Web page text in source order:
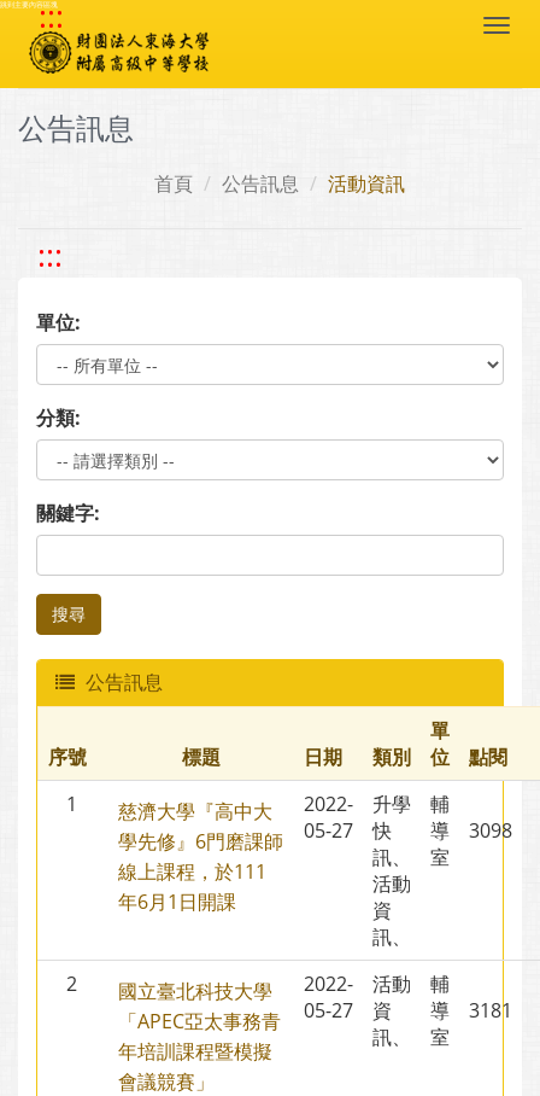
跳到主要內容區塊
:::
公告訊息
首頁 公告訊息 活動資訊
:::
單位:
分類:
關鍵字:
搜尋
公告訊息
序號 標題 日期 類別
單
位
點閱
1
慈濟大學『高中大
學先修』6門磨課師
線上課程，於111
年6月1日開課
2022-
05-27
升學
快
訊、
活動
資
訊、
輔
導
室
3098
2
國立臺北科技大學
「APEC亞太事務青
年培訓課程暨模擬
會議競賽」
2022-
05-27
活動
資
訊、
輔
導
室
3181